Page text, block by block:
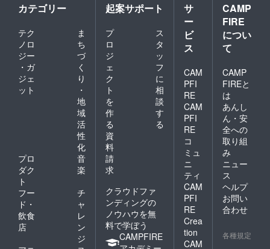
カテゴリー
テク
ノロ
ジー
・ガ
ジェ
ット
ま
ち
づ
く
り
・
地
域
活
性
化
プロ
ダク
ト
音
楽
フー
ド・
飲食
店
チ
ャ
レ
ン
ジ
起案サポート
プ
ロ
ジ
ェ
ク
ト
を
作
る
ス
タ
ッ
フ
に
相
談
す
る
資
料
請
求
クラウドファ
ンディングの
ノウハウを無
料で学ぼう
CAMPFIRE
サ
ー
ビ
ス
CAM
PFI
RE
CAM
PFI
RE
コ
ミュ
ニ
ティ
CAM
PFI
RE
Crea
tion
CAM
CAMP
FIRE
につい
て
CAMP
FIREと
は
あんし
ん・安
全への
取り組
み
ニュー
ス
ヘルプ
お問い
合わせ
各種規定